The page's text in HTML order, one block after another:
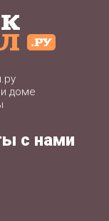
доме
с нами